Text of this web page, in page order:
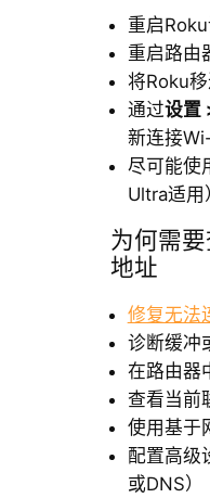
重启
重启路由
将Roku
通过设置
新连接
尽可能使
Ultra适用
为何需
地址
修复无法
诊断缓冲
在路由器
查看当前
使用基于
配置高级
或DNS）